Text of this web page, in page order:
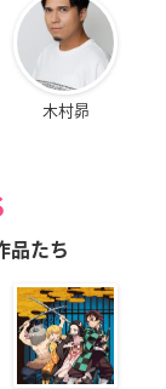
木村昴
品たち